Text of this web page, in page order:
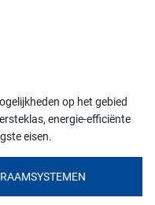
op het gebied
energie-efficiënte
eisen.